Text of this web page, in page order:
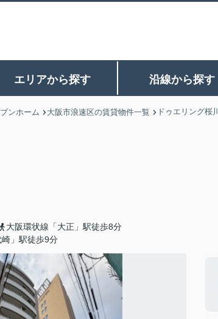
エリアから探す 沿線から探す
ンホーム 大阪市浪速区の賃貸物件一覧 ドゥエリング桜川
大阪環状線「大正」駅徒歩8分
」駅徒歩9分